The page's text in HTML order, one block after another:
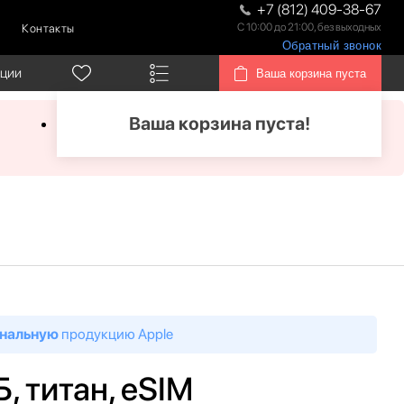
Контакты
+7 (812) 409-38-67
С 10:00 до 21:00, без выходных
Обратный звонок
Ваша корзина пуста
Ваша корзина пуста!
продукцию Apple
титан, eSIM